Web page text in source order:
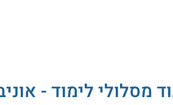
מסלולי לימוד -